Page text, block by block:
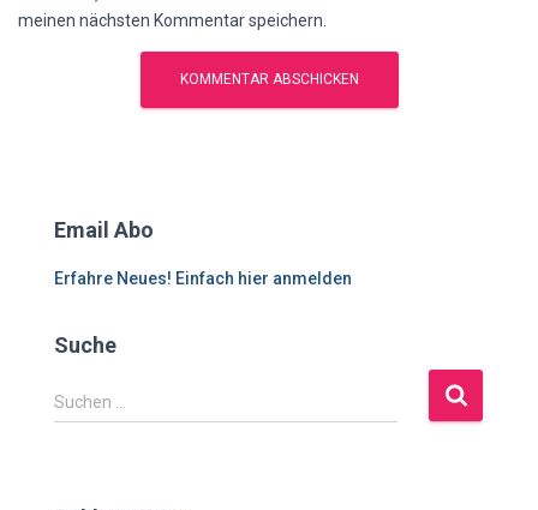
meinen nächsten Kommentar speichern.
Email Abo
Erfahre Neues! Einfach hier anmelden
Suche
S
u
Suchen …